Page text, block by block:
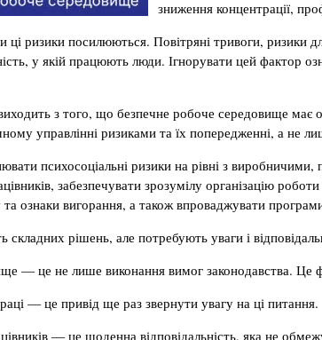
зниження концентрації,
ці ризики посилюються. Повітряні тривоги, ризики
у якій працюють люди. Ігнорувати цей фактор
з того, що безпечне робоче середовище має
управлінні ризиками та їх попередженні, а не
психосоціальні ризики на рівні з
забезпечувати зрозумілу організацію
ознаки вигорання, а також впроваджувати
складних рішень, але потребують уваги і
— це не лише виконання вимог законодавства. Це
— це привід ще раз звернути увагу на ці питання.
— це щоденна відповідальність, яка не